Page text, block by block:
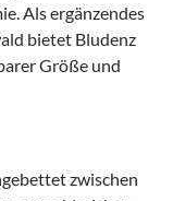
Als ergänzendes
bietet Bludenz
Größe und
zwischen